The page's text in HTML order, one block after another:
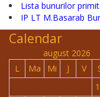
Lista bunurilor
IP LT M.Basarab
Calendar
august 2026
L
Ma Mi J V
1